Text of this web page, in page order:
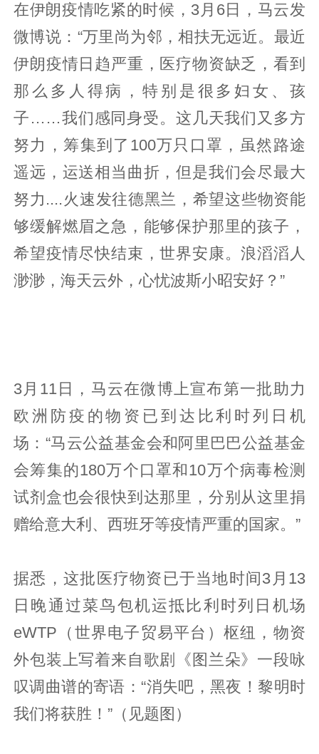
在伊朗疫情吃紧的时候，3月6日，马云发
微博说：“万里尚为邻，相扶无远近。最近
伊朗疫情日趋严重，医疗物资缺乏，看到
那么多人得病，特别是很多妇女、孩
子……我们感同身受。这几天我们又多方
努力，筹集到了100万只口罩，虽然路途
遥远，运送相当曲折，但是我们会尽最大
努力....火速发往德黑兰，希望这些物资能
够缓解燃眉之急，能够保护那里的孩子，
希望疫情尽快结束，世界安康。浪滔滔人
渺渺，海天云外，心忧波斯小昭安好？”
3月11日，马云在微博上宣布第一批助力
欧洲防疫的物资已到达比利时列日机
场：“马云公益基金会和阿里巴巴公益基金
会筹集的180万个口罩和10万个病毒检测
试剂盒也会很快到达那里，分别从这里捐
赠给意大利、西班牙等疫情严重的国家。”
据悉，这批医疗物资已于当地时间3月13
日晚通过菜鸟包机运抵比利时列日机场
eWTP（世界电子贸易平台）枢纽，物资
外包装上写着来自歌剧《图兰朵》一段咏
叹调曲谱的寄语：“消失吧，黑夜！黎明时
我们将获胜！”（见题图）